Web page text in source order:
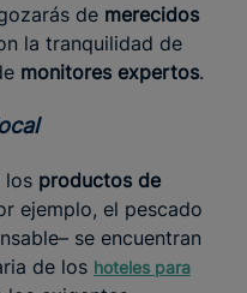
de merecidos
la tranquilidad de
monitores expertos.
los productos de
ejemplo, el pescado
se encuentran
de los hoteles para